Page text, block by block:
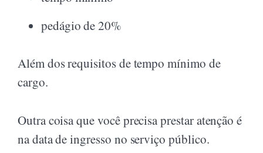
pedágio de 20%
Além dos requisitos de tempo mínimo de
cargo.
Outra coisa que você precisa prestar atenção é
na data de ingresso no serviço público.